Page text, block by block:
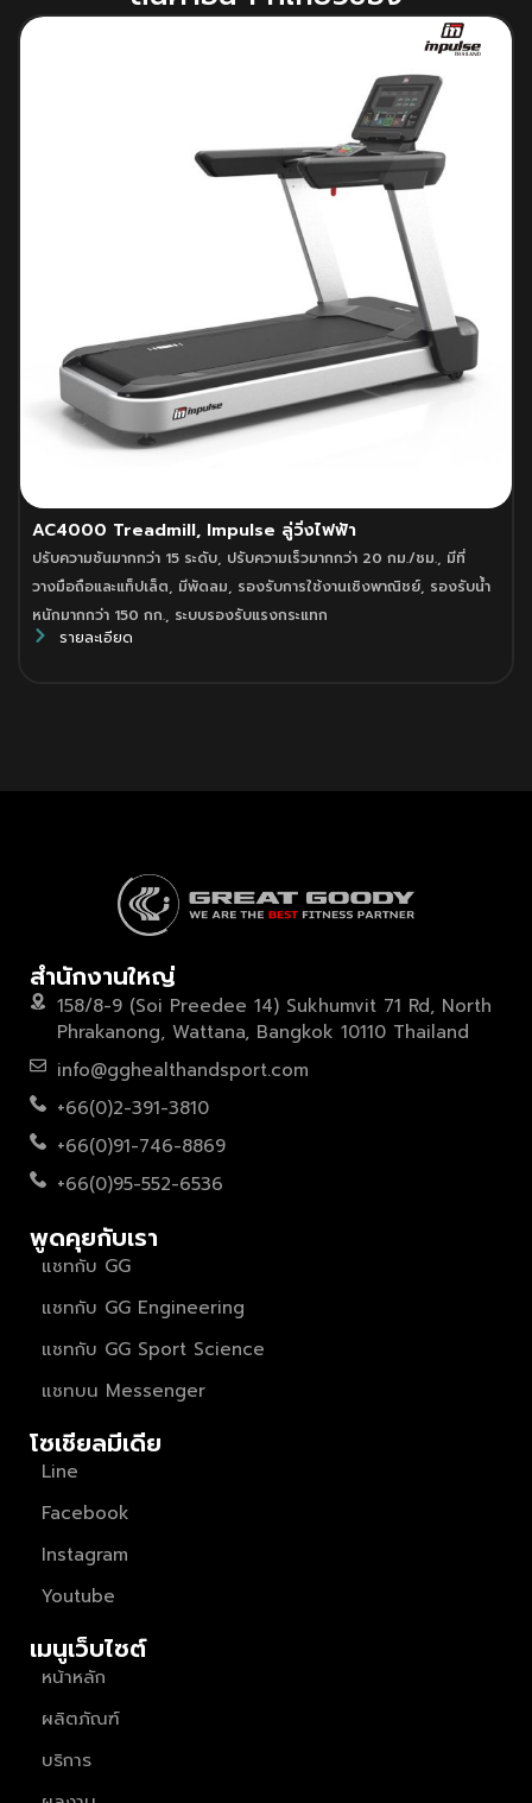
AC4000 Treadmill, Impulse ลู่วิ่งไฟฟ้า
ปรับความชันมากกว่า 15 ระดับ, ปรับความเร็วมากกว่า 20 กม./ชม., มีที่
วางมือถือและแท็ปเล็ต, มีพัดลม, รองรับการใช้งานเชิงพาณิชย์, รองรับน้ำ
หนักมากกว่า 150 กก., ระบบรองรับแรงกระแทก
รายละเอียด
สำนักงานใหญ่
158/8-9 (Soi Preedee 14) Sukhumvit 71 Rd, North
Phrakanong, Wattana, Bangkok 10110 Thailand
info@gghealthandsport.com
+66(0)2-391-3810
+66(0)91-746-8869
+66(0)95-552-6536
พูดคุยกับเรา
แชทกับ GG
แชทกับ GG Engineering
แชทกับ GG Sport Science
แชทบน Messenger
โซเชียลมีเดีย
Line
Facebook
Instagram
Youtube
เมนูเว็บไซต์
หน้าหลัก
ผลิตภัณฑ์
บริการ